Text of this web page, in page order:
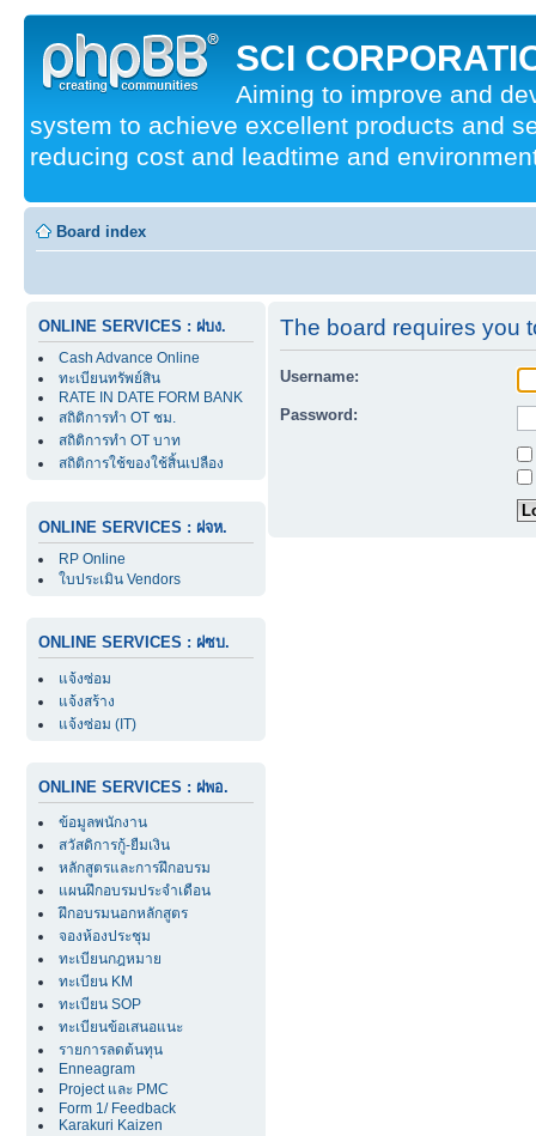
SCI
Aiming to improve and
system to achieve excellent products and
reducing cost and leadtime and
Board index
ONLINE SERVICES : ฝบง.
Cash Advance Online
ทะเบียนทรัพย์สิน
RATE IN DATE FORM BANK
สถิติการทำ OT ชม.
สถิติการทำ OT บาท
สถิติการใช้ของใช้สิ้นเปลือง
ONLINE SERVICES : ฝจห.
RP Online
ใบประเมิน Vendors
ONLINE SERVICES : ฝซบ.
แจ้งซ่อม
แจ้งสร้าง
แจ้งซ่อม (IT)
ONLINE SERVICES : ฝพอ.
ข้อมูลพนักงาน
สวัสดิการกู้-ยืมเงิน
หลักสูตรและการฝึกอบรม
แผนฝึกอบรมประจำเดือน
ฝึกอบรมนอกหลักสูตร
จองห้องประชุม
ทะเบียนกฎหมาย
ทะเบียน KM
ทะเบียน SOP
ทะเบียนข้อเสนอแนะ
รายการลดต้นทุน
Enneagram
Project และ PMC
Form 1/ Feedback
Karakuri Kaizen
The board requires you
Username:
Password: